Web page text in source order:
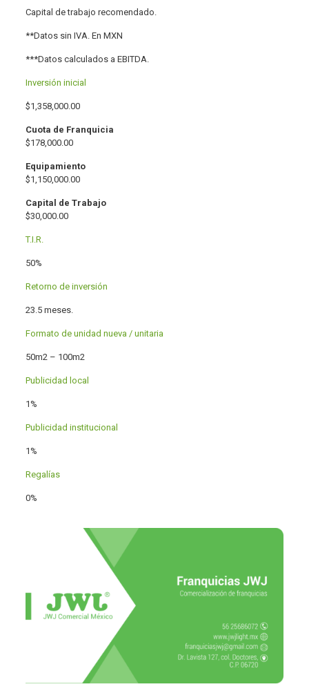
Capital de trabajo recomendado.
**Datos sin IVA. En MXN
***Datos calculados a EBITDA.
Inversión inicial
$1,358,000.00
Cuota de Franquicia
$178,000.00
Equipamiento
$1,150,000.00
Capital de Trabajo
$30,000.00
T.I.R.
50%
Retorno de inversión
23.5 meses.
Formato de unidad nueva / unitaria
50m2 – 100m2
Publicidad local
1%
Publicidad institucional
1%
Regalías
0%